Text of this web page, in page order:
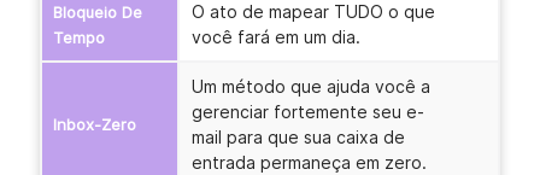
Bloqueio De
Tempo
O ato de mapear TUDO o que
você fará em um dia.
Inbox-Zero
Um método que ajuda você a
gerenciar fortemente seu e-
mail para que sua caixa de
entrada permaneça em zero.